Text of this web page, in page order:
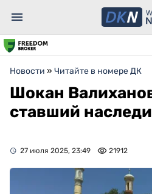
Новости » Читайте в номере ДК
Шокан
ставший
27 июля 2025, 23:49 21912